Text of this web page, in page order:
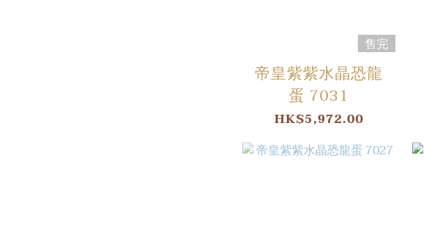
售完
帝皇紫紫水晶恐龍
蛋 7031
HK$5,972.00